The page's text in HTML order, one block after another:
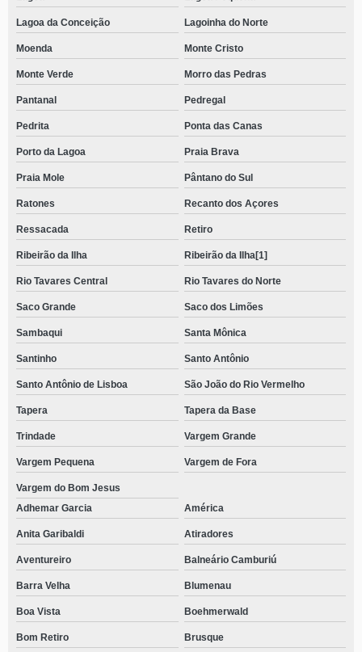
Lagoa da Conceição Lagoinha do Norte
Moenda Monte Cristo
Monte Verde Morro das Pedras
Pantanal Pedregal
Pedrita Ponta das Canas
Porto da Lagoa Praia Brava
Praia Mole Pântano do Sul
Ratones Recanto dos Açores
Ressacada Retiro
Ribeirão da Ilha Ribeirão da Ilha[1]
Rio Tavares Central Rio Tavares do Norte
Saco Grande Saco dos Limões
Sambaqui Santa Mônica
Santinho Santo Antônio
Santo Antônio de Lisboa São João do Rio Vermelho
Tapera Tapera da Base
Trindade Vargem Grande
Vargem Pequena Vargem de Fora
Vargem do Bom Jesus
Adhemar Garcia
América
Anita Garibaldi Atiradores
Aventureiro Balneário Camburiú
Barra Velha Blumenau
Boa Vista Boehmerwald
Bom Retiro Brusque